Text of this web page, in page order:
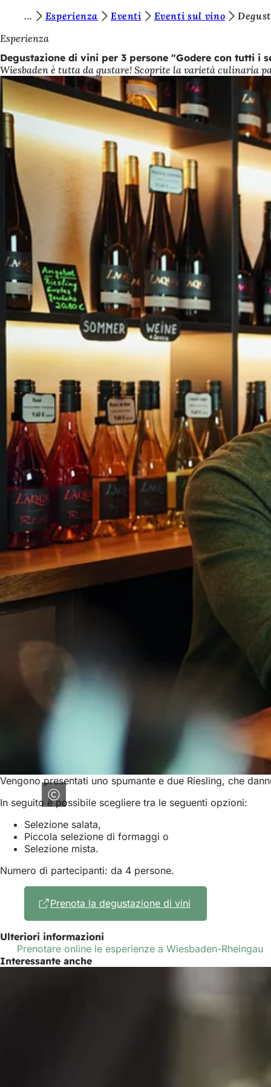
Vai al contenuto
i
e
t
e
q
u
i
Esperienza Eventi Eventi sul vino
Esperienza
Degustazione di vini per 3 persone "Godere con tutti i
Wiesbaden è tutta da gustare! Scoprite la varietà culinaria
Vengono presentati uno spumante e due Riesling, che
In seguito è possibile scegliere tra le seguenti opzioni:
Selezione salata,
Piccola selezione di formaggi o
Selezione mista.
Numero di partecipanti: da 4 persone.
Prenota la degustazione di vini
apre
nuova
scheda)
Ulteriori informazioni
Prenotare online le esperienze a Wiesbaden-Rheingau
Interessante anche